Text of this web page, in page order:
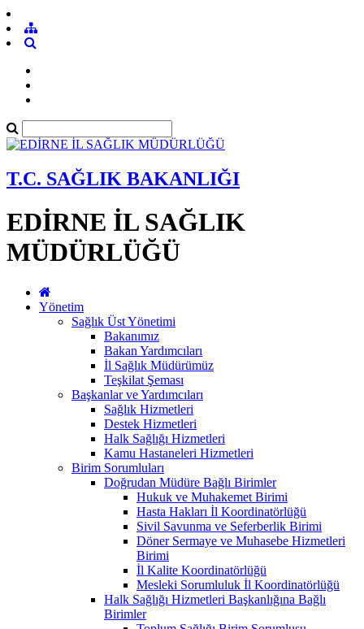
T.C. SAĞLIK BAKANLIĞI
EDİRNE İL SAĞLIK
MÜDÜRLÜĞÜ
Yönetim
Sağlık Üst Yönetimi
Bakanımız
Bakan Yardımcıları
İl Sağlık Müdürümüz
Teşkilat Şeması
Başkanlar ve Yardımcıları
Sağlık Hizmetleri
Destek Hizmetleri
Halk Sağlığı Hizmetleri
Kamu Hastaneleri Hizmetleri
Birim Sorumluları
Doğrudan Müdüre Bağlı Birimler
Hukuk ve Muhakemet Birimi
Hasta Hakları İl Koordinatörlüğü
Sivil Savunma ve Seferberlik Birimi
Döner Sermaye ve Muhasebe Hizmetleri
Birimi
İl Kalite Koordinatörlüğü
Mesleki Sorumluluk İl Koordinatörlüğü
Halk Sağlığı Hizmetleri Başkanlığına Bağlı
Birimler